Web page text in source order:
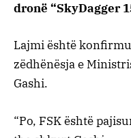
dronë “SkyDagger
Lajmi është
zëdhënësja e
Gashi.
“Po, FSK është